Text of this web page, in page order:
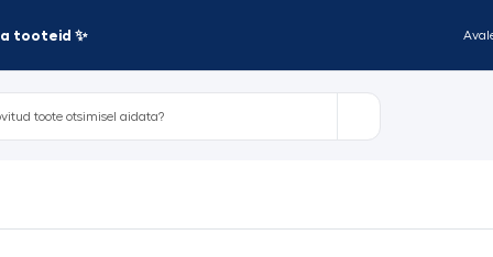
tooteid ✨